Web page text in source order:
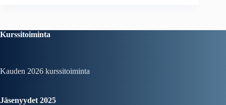
Kurssitoiminta
Kauden 2026 kurssitoiminta
Jäsenyydet 2025